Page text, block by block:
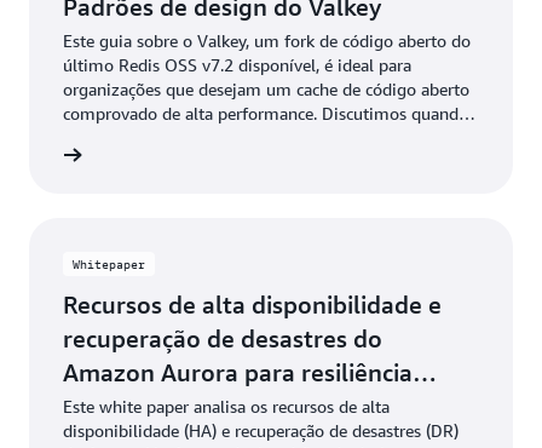
Padrões de design do Valkey
Este guia sobre o Valkey, um fork de código aberto do
último Redis OSS v7.2 disponível, é ideal para
organizações que desejam um cache de código aberto
comprovado de alta performance. Discutimos quando
nos principais padrões de modelagem de dados,
Whitepaper
Recursos de alta disponibilidade e
recuperação de desastres do
Amazon Aurora para resiliência
global
Este white paper analisa os recursos de alta
disponibilidade (HA) e recuperação de desastres (DR)